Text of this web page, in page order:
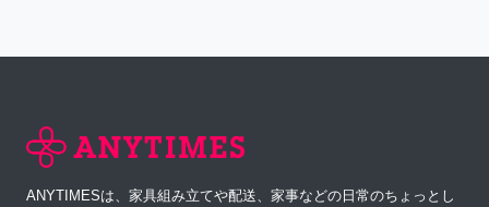
ANYTIMESは、家具組み立てや配送、家事などの日常のちょっとし